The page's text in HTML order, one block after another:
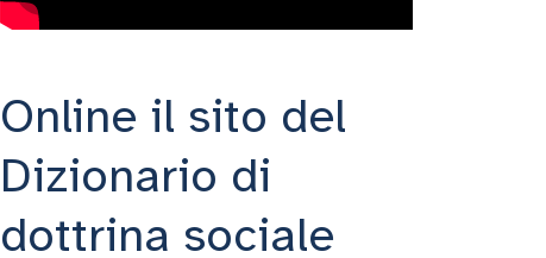
Online il sito del
Dizionario di
dottrina sociale